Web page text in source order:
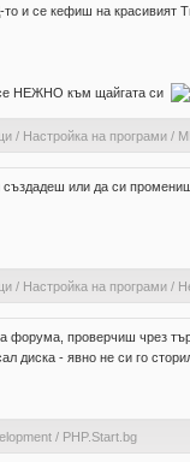
и се кефиш на красивият
НЕЖНО към щайгата си
/ Настройка на програми/
или да си
/ Настройка на програми/
форума, проверчиш чрез
диска - явно не си го
/ PHP.Start.bg